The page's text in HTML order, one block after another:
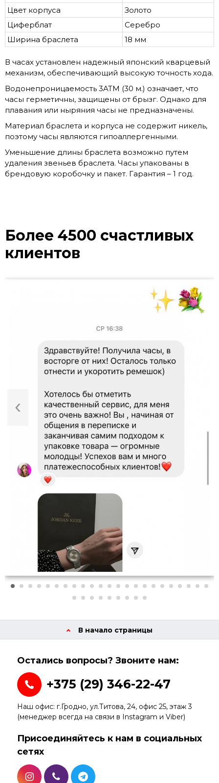
Цвет корпуса
Золото
Циферблат
Серебро
Ширина браслета
18 мм
В часах установлен надежный японский кварцевый
механизм, обеспечивающий высокую точность хода.
Водонепроницаемость 3ATM (30 м.) означает, что
часы герметичны, защищены от брызг. Однако для
плавания или ныряния часы не предназначены.
Материал браслета и корпуса не содержит никель,
поэтому часы являются гипоаллергенными.
Уменьшение длины браслета возможно путем
удаления звеньев браслета. Часы упакованы в
брендовую коробочку и пакет. Гарантия – 1 год.
Более 4500 счастливых
клиентов
‹
В начало страницы
Остались вопросы? Звоните нам:
+375 (29) 346-22-47
Наш офис: г.Гродно, ул.Титова, 24, офис 25, этаж 3
(менеджер всегда на связи в Instagram и Viber)
Присоединяйтесь к нам в социальных
сетях